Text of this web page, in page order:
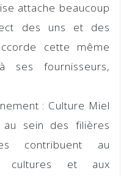
attache beaucoup
des uns et des
cette même
ses fournisseurs,
: Culture Miel
sein des filières
contribuent au
cultures et aux